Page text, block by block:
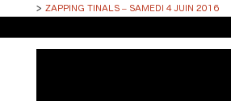
ZAPPING TINALS – SAMEDI 4 JUIN 2016